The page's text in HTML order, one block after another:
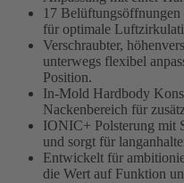
17
für optimale
Verschraubter,
unterwegs flexibel
Position.
In-Mold Hardbody
Nackenbereich für
IONIC+ Polsterung mit
und sorgt für
Entwickelt für
die Wert auf Funktion